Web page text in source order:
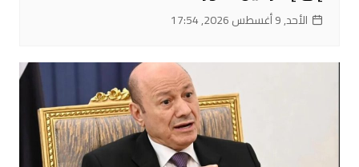
الأحد, 9 أغسطس 2026, 17:54